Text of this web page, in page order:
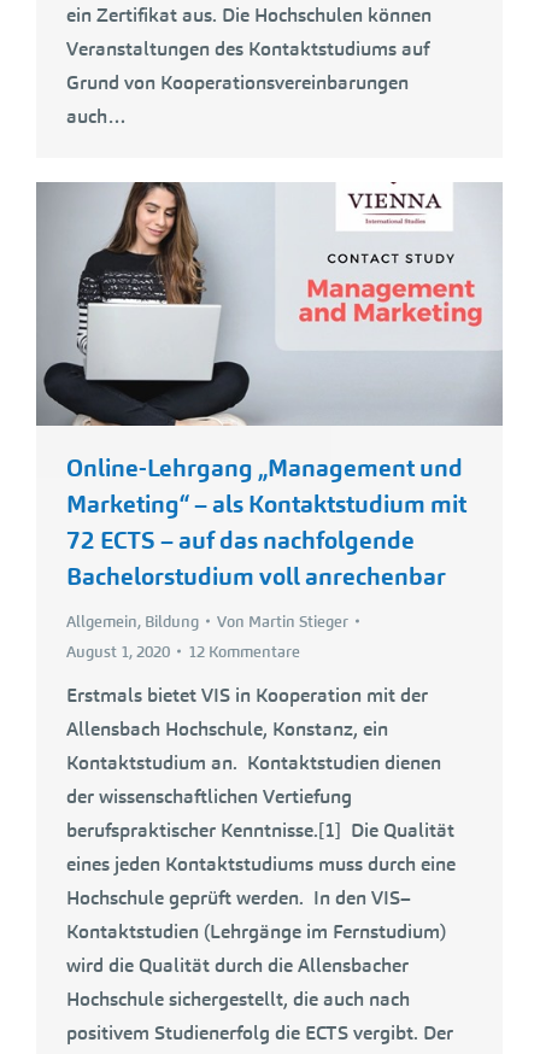
ein Zertifikat aus. Die Hochschulen können
Veranstaltungen des Kontaktstudiums auf
Grund von Kooperationsvereinbarungen
auch…
Online-Lehrgang „Management und
Marketing“ – als Kontaktstudium mit
72 ECTS – auf das nachfolgende
Bachelorstudium voll anrechenbar
Allgemein, Bildung Von Martin Stieger
August 1, 2020
12 Kommentare
Erstmals bietet VIS in Kooperation mit der
Allensbach Hochschule, Konstanz, ein
Kontaktstudium an. Kontaktstudien dienen
der wissenschaftlichen Vertiefung
berufspraktischer Kenntnisse.[1] Die Qualität
eines jeden Kontaktstudiums muss durch eine
Hochschule geprüft werden. In den VIS–
Kontaktstudien (Lehrgänge im Fernstudium)
wird die Qualität durch die Allensbacher
Hochschule sichergestellt, die auch nach
positivem Studienerfolg die ECTS vergibt. Der